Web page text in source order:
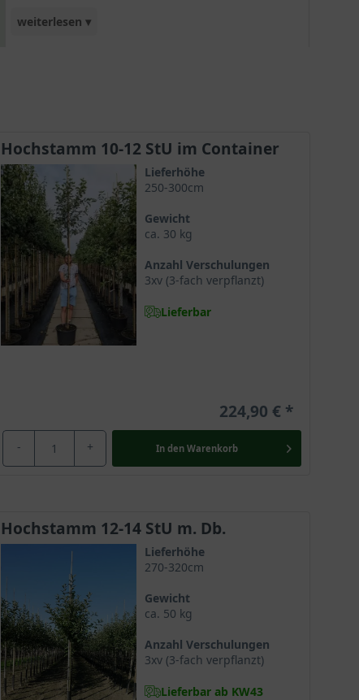
weiterlesen ▾
Hochstamm 10-12 StU im Container
Lieferhöhe
250-300cm
Gewicht
ca. 30 kg
Anzahl Verschulungen
3xv (3-fach verpflanzt)
Lieferbar
224,90 €
- + In den Warenkorb
Hochstamm 12-14 StU m. Db.
Lieferhöhe
270-320cm
Gewicht
ca. 50 kg
Anzahl Verschulungen
3xv (3-fach verpflanzt)
Lieferbar ab KW43